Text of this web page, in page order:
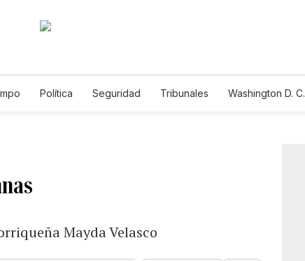
Política Seguridad Tribunales Washington D. C.
Mayda Velasco